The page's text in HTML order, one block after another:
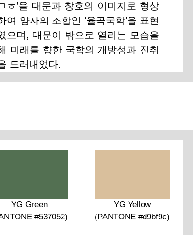
ㅎ’을 대문과 창호의 이미지로 형상
여 양자의 조합인 ‘율곡국학’을 표현
으며, 대문이 밖으로 열리는 모습을
미래를 향한 국학의 개방성과 진취
드러내었다.
YG Green
#537052)
YG Yellow
(PANTONE #d9bf9c)